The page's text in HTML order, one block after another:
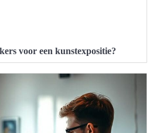
voor een kunstexpositie?